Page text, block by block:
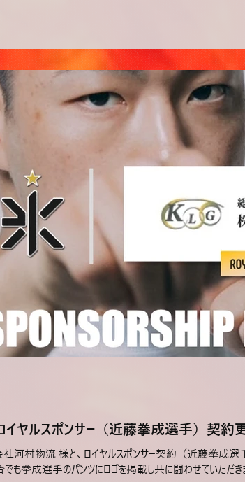
ヤルスポンサー（近藤拳成選手）契約
河村物流 様と、ロイヤルスポンサー契約（近藤拳成選
拳成選手のパンツにロゴを掲載し共に闘わせていただき